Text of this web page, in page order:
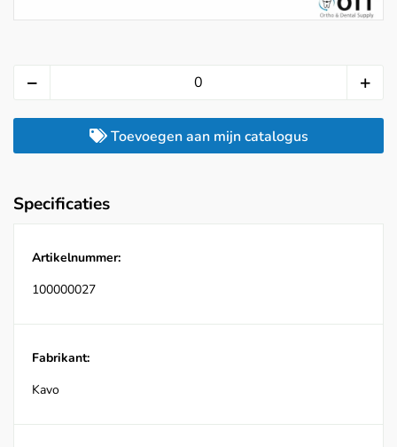
Toevoegen aan mijn catalogus
Specificaties
Artikelnummer:
100000027
Fabrikant:
Kavo